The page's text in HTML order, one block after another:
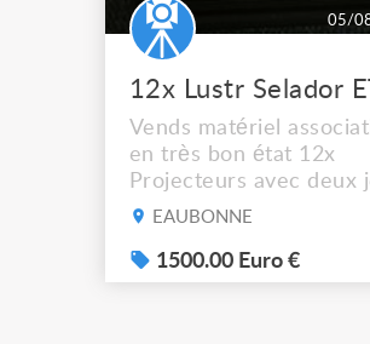
05/
Vends matériel
en très bon état 12x
Projecteurs avec deux
de filtre filtre Lustr
system – seven colour
LEDs providing the
EAUBONNE
1500.00 Euro €